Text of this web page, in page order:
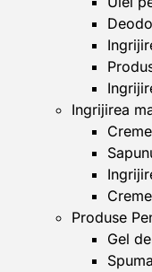
Ingrijirea
Produse
Gel